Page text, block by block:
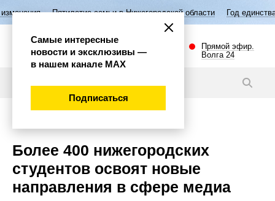
семьи в Нижегородской области Год единства народов России
Прямой эфир.
Волга 24
Более 400 нижегородских
студентов освоят новые
направления в сфере медиа
Самые интересные
новости и эксклюзивы —
в нашем канале МАХ
Подписаться